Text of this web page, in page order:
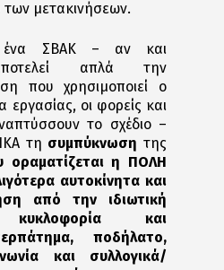
των μετακινήσεων.
ΣΒΑΚ – αν και
απλά την
που χρησιμοποιεί ο
οι φορείς και
το σχέδιο –
τη συμπύκνωση της
οραματίζεται η ΠΟΛΗ
αυτοκίνητα και
από την ιδιωτική
κυκλοφορία και
ποδήλατο,
και συλλογικά/